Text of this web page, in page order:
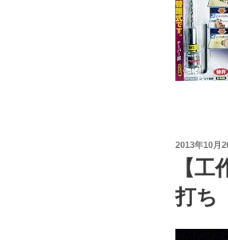
投
2013年10月
【
打ち